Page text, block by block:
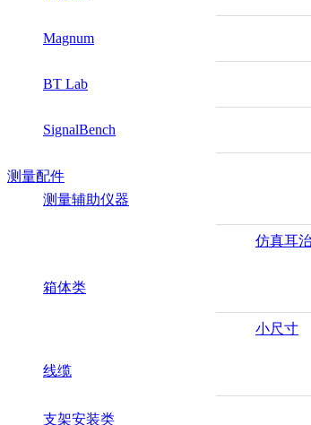
Magnum
BT Lab
SignalBench
测量配件
测量辅助仪器
仿真耳
箱体类
小尺寸
线缆
支架安装类